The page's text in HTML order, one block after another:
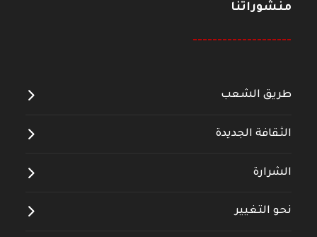
منشوراتنا
--------------------
طريق الشعب
الثقافة الجديدة
الشرارة
نحو التغيير